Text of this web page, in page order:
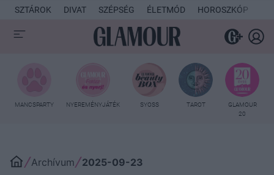
SZTÁROK DIVAT SZÉPSÉG ÉLETMÓD HOROSZKÓP
MANCSPARTY NYEREMÉNYJÁTÉK SYOSS TAROT
GLAMOUR
20
Archívum 2025-09-23